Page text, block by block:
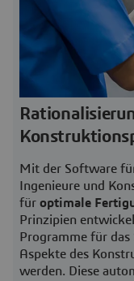
Mit der Software
Ingenieure und
für optimale
Prinzipien
Programme für
Aspekte des
werden. Diese